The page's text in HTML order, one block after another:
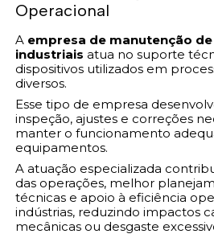
Operacional
A empresa de manutenção
industriais atua no suporte
dispositivos utilizados em
diversos.
Esse tipo de empresa
inspeção, ajustes e correções
manter o funcionamento
equipamentos.
A atuação especializada
das operações, melhor
técnicas e apoio à eficiência
indústrias, reduzindo impactos
mecânicas ou desgaste